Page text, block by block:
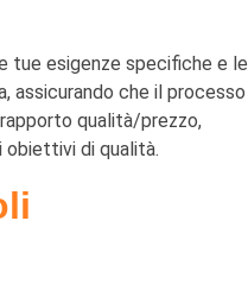
tue esigenze specifiche e le
assicurando che il processo
qualità/prezzo,
obiettivi di qualità.